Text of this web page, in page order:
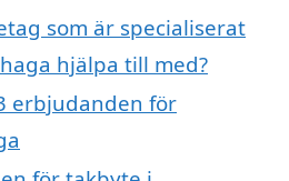
som är specialiserat
hjälpa till med?
erbjudanden för